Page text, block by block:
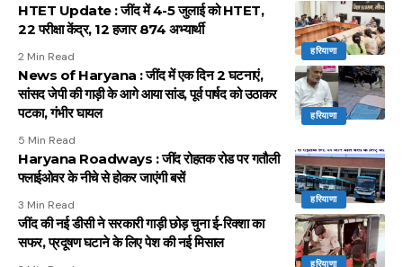
हरियाणा
HTET Update : जींद में 4-5 जुलाई को HTET,
22 परीक्षा केंद्र, 12 हजार 874 अभ्यार्थी
2 Min Read
हरियाणा
News of Haryana : जींद में एक दिन 2 घटनाएं,
सांसद जेपी की गाड़ी के आगे आया सांड, पूर्व पार्षद को उठाकर
पटका, गंभीर घायल
5 Min Read
हरियाणा
Haryana Roadways : जींद रोहतक रोड पर गतौली
फ्लाईओवर के नीचे से होकर जाएंगी बसें
3 Min Read
हरियाणा
जींद की नई डीसी ने सरकारी गाड़ी छोड़ चुना ई-रिक्शा का
सफर, प्रदूषण घटाने के लिए पेश की नई मिसाल